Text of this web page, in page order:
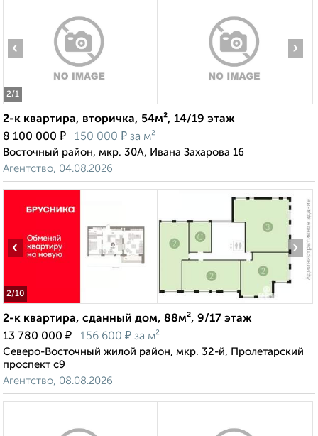
2/1
‹ ›
2-к квартира, вторичка, 54м², 14/19 этаж
8 100 000 ₽ 150 000 ₽ за м²
Восточный район, мкр. 30А, Ивана Захарова 16
Агентство, 04.08.2026
2/10
‹ ›
2-к квартира, сданный дом, 88м², 9/17 этаж
13 780 000 ₽ 156 600 ₽ за м²
Северо-Восточный жилой район, мкр. 32-й, Пролетарский
проспект с9
Агентство, 08.08.2026